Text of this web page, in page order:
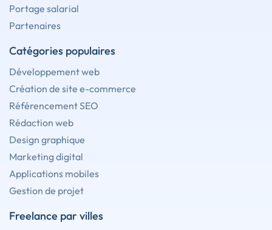
Portage salarial
Partenaires
Catégories populaires
Développement web
Création de site e-commerce
Référencement SEO
Rédaction web
Design graphique
Marketing digital
Applications mobiles
Gestion de projet
Freelance par villes